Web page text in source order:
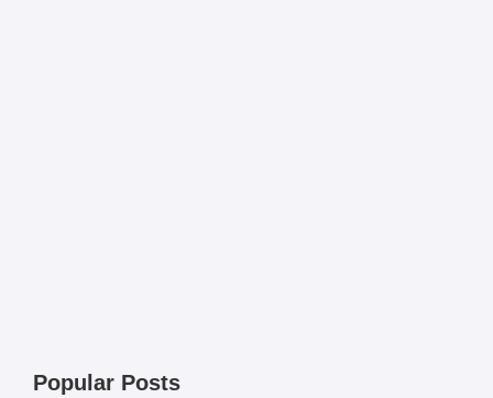
Popular Posts